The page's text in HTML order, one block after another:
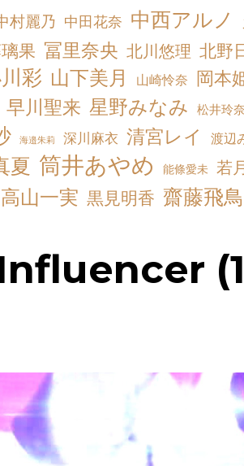
村麗乃 中田花奈 中西アルノ
果 冨里奈央 北川悠理 北野
彩 山下美月 山崎怜奈 岡本
早川聖来 星野みなみ 松井玲奈
海邉朱莉 深川麻衣 清宮レイ 渡辺
夏 筒井あやめ 能條愛未 若
高山一実 黒見明香 齋藤飛鳥